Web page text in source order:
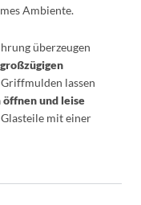
Ambiente.
überzeugen
großzügigen
lassen
öffnen und leise
mit einer